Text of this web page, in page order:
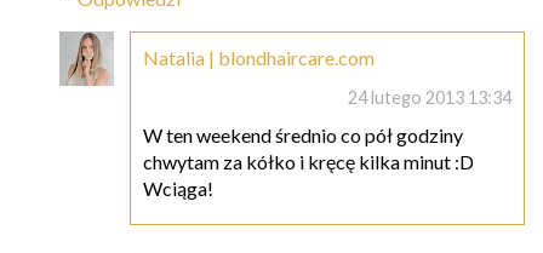
Natalia | blondhaircare.com
24 lutego 2013 13:34
W ten weekend średnio co pół godziny
chwytam za kółko i kręcę kilka minut :D
Wciąga!